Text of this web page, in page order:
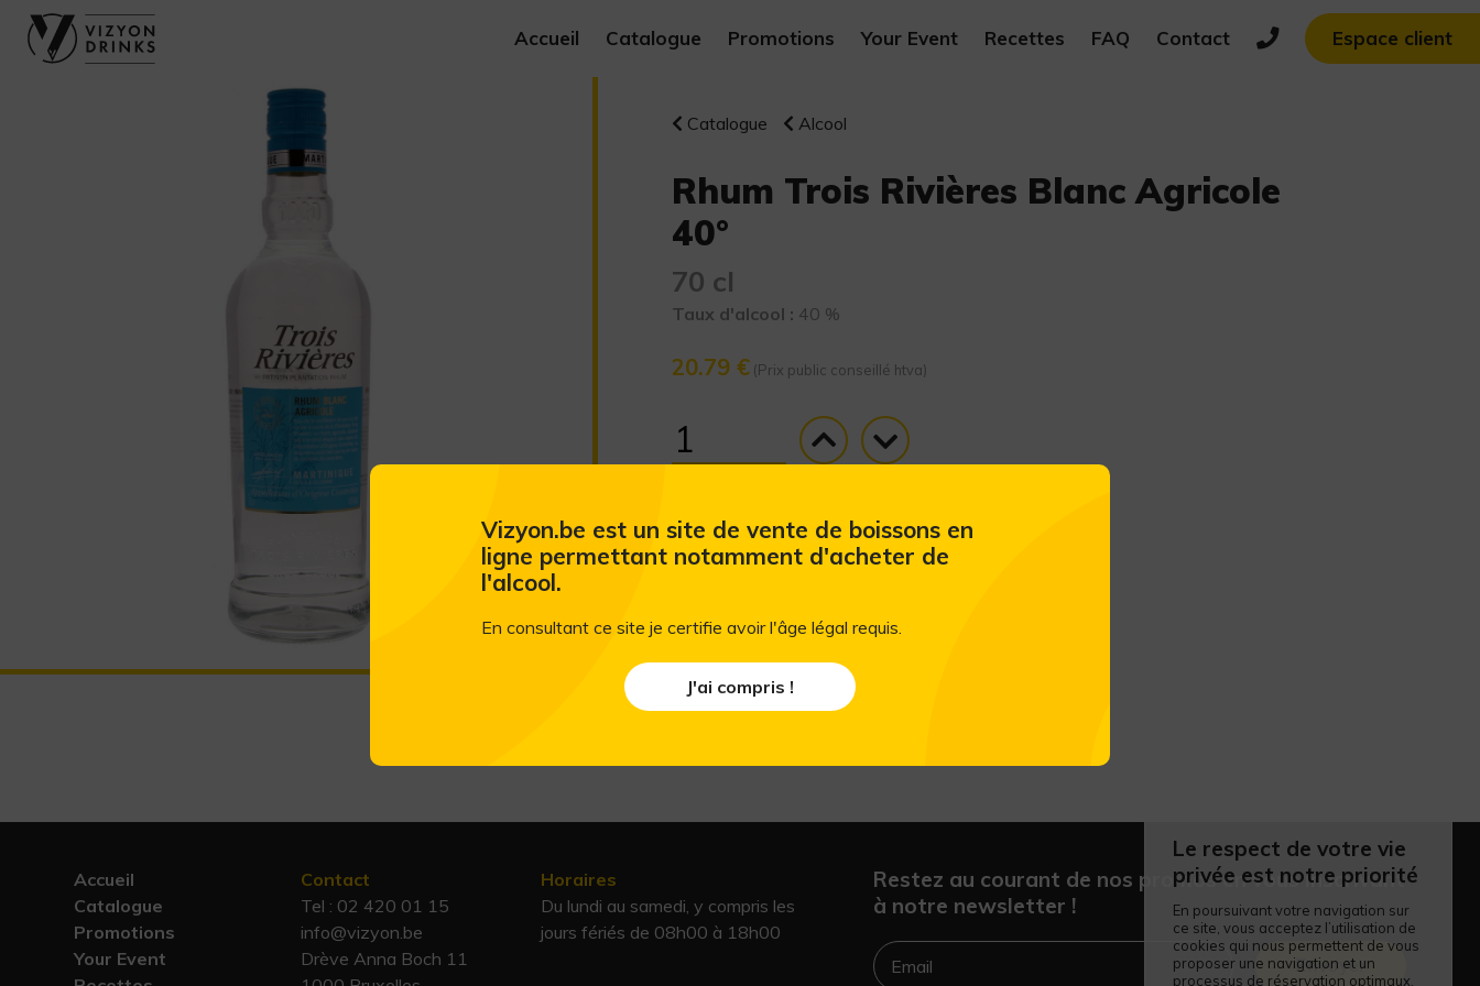
Accueil Catalogue Promotions Your Event Recettes FAQ Contact Espace client
Catalogue Alcool
Rhum Trois Rivières Blanc Agricole
40°
70 cl
Taux d'alcool : 40 %
20.79 €(Prix public conseillé htva)
Accueil
Catalogue
Promotions
Your Event
Contact
Tel : 02 420 01 15
info@vizyon.be
Drève Anna Boch 11
Horaires
Du lundi au samedi, y compris les
jours fériés de 08h00 à 18h00
Restez au courant de nos promos en vous inscrivant
à notre newsletter !
Envoyer
Le respect de votre vie
privée est notre priorité
En poursuivant votre navigation sur
ce site, vous acceptez l’utilisation de
cookies qui nous permettent de vous
proposer une navigation et un
processus de réservation optimaux.
Vizyon.be est un site de vente de boissons en
ligne permettant notamment d'acheter de
l'alcool.
En consultant ce site je certifie avoir l'âge légal requis.
J'ai compris !